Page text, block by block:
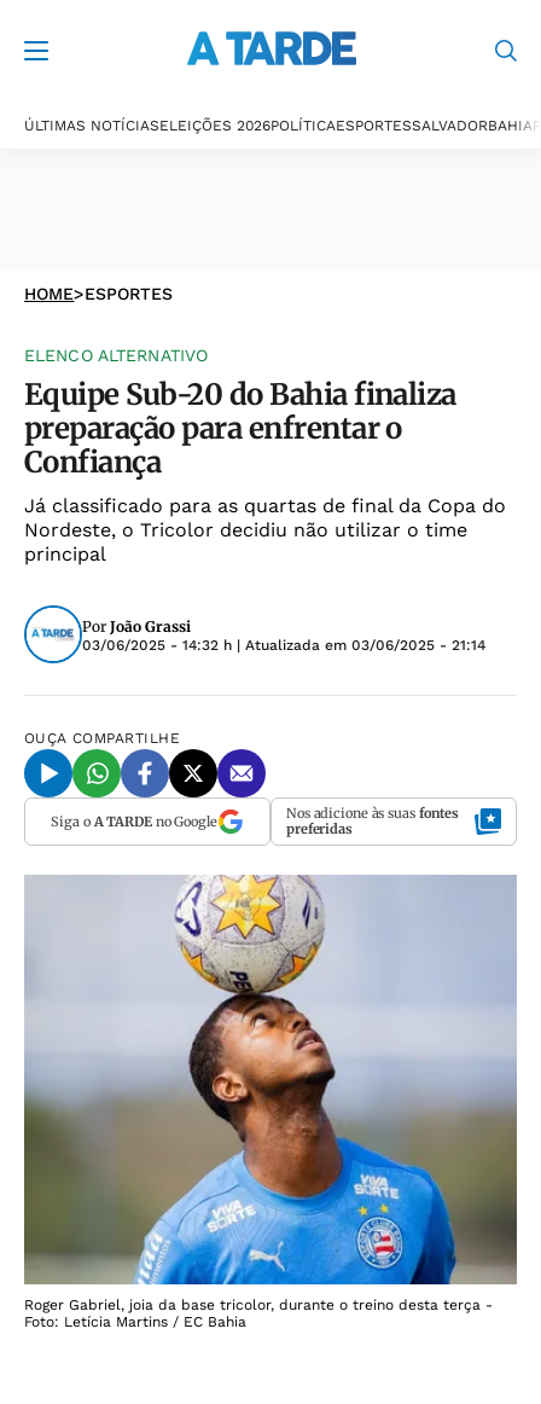
ÚLTIMAS NOTÍCIASELEIÇÕES 2026POLÍTICAESPORTESSALVADORBAHIA
HOME>ESPORTES
ELENCO ALTERNATIVO
Equipe Sub-20 do Bahia finaliza
preparação para enfrentar o
Confiança
Já classificado para as quartas de final da Copa do
Nordeste, o Tricolor decidiu não utilizar o time
principal
Por João Grassi
03/06/2025 - 14:32 h | Atualizada em 03/06/2025 - 21:14
OUÇA COMPARTILHE
Siga o A TARDEno Google Nos adicione às suas fontes
preferidas
Roger Gabriel, joia da base tricolor, durante o treino desta terça -
Foto: Letícia Martins / EC Bahia